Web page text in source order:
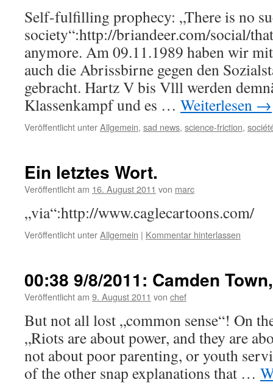
Self-fulfilling prophecy: „There is no
society“:http://briandeer.com/social/
anymore. Am 09.11.1989 haben wir
auch die Abrissbirne gegen den
gebracht. Hartz V bis Vlll werden
Klassenkampf und es … Weiterlesen →
Veröffentlicht unterAllgemein, sad news, science-friction,
Ein letztes Wort.
Veröffentlicht am 16. August 2011 von marc
„via“:http://www.caglecartoons.com/
Veröffentlicht unterAllgemein | Kommentar hinterlassen
00:38 9/8/2011: Camden
Veröffentlicht am 9. August 2011 von chef
But not all lost „common sense“! On
„Riots are about power, and they are
not about poor parenting, or youth
of the other snap explanations that …